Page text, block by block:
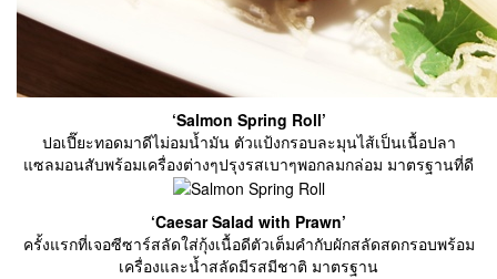
‘Salmon Spring Roll’
ปอเปี๊ยะทอดมาดีไม่อมน้ำมัน ตัวแป้งกรอบละมุนไส้เป็นเนื้อปลา
แซลมอนสับพร้อมเครื่องต่างๆปรุงรสเบาๆพอกลมกล่อม มาตรฐานที่ดี
‘Caesar Salad with Prawn’
ครั้งแรกที่เจอซีซาร์สลัดใส่กุ้งเนื้อดีตัวเต็มคำกับผักสลัดสดกรอบพร้อม
เครื่องและน้ำสลัดมีรสมีชาติ มาตรฐาน